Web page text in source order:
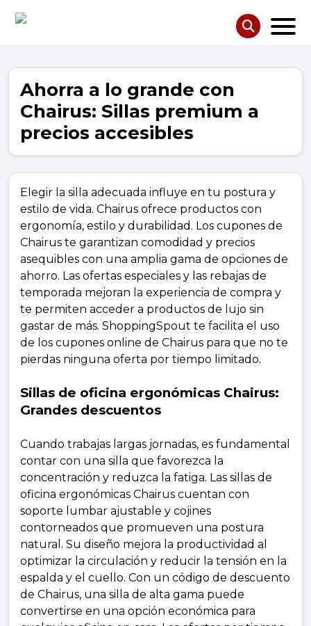
Ahorra a lo grande con
Chairus: Sillas premium a
precios accesibles
Elegir la silla adecuada influye en tu postura y
estilo de vida. Chairus ofrece productos con
ergonomía, estilo y durabilidad. Los cupones de
Chairus te garantizan comodidad y precios
asequibles con una amplia gama de opciones de
ahorro. Las ofertas especiales y las rebajas de
temporada mejoran la experiencia de compra y
te permiten acceder a productos de lujo sin
gastar de más. ShoppingSpout te facilita el uso
de los cupones online de Chairus para que no te
pierdas ninguna oferta por tiempo limitado.
Sillas de oficina ergonómicas Chairus:
Grandes descuentos
Cuando trabajas largas jornadas, es fundamental
contar con una silla que favorezca la
concentración y reduzca la fatiga. Las sillas de
oficina ergonómicas Chairus cuentan con
soporte lumbar ajustable y cojines
contorneados que promueven una postura
natural. Su diseño mejora la productividad al
optimizar la circulación y reducir la tensión en la
espalda y el cuello. Con un código de descuento
de Chairus, una silla de alta gama puede
convertirse en una opción económica para